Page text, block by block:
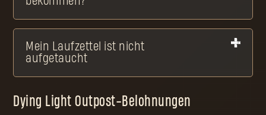
Mein Laufzettel ist nicht
aufgetaucht
Dying Light Outpost-Belohnungen